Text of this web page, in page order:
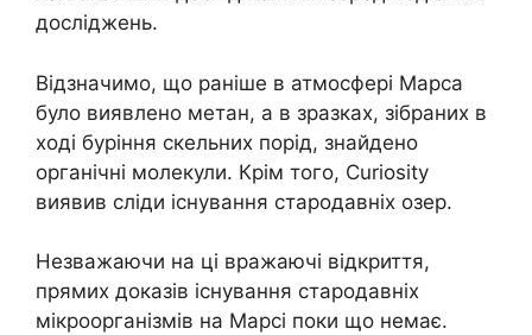
досліджень.
Відзначимо, що раніше в атмосфері Марса
було виявлено метан, а в зразках, зібраних в
ході буріння скельних порід, знайдено
органічні молекули. Крім того, Curiosity
виявив сліди існування стародавніх озер.
Незважаючи на ці вражаючі відкриття,
прямих доказів існування стародавніх
мікроорганізмів на Марсі поки що немає.